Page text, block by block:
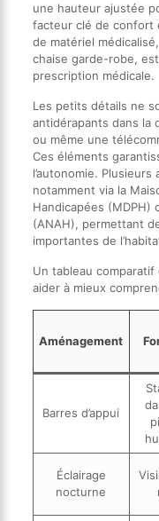
une hauteur ajustée
facteur clé de confort
de matériel
chaise garde-robe,
prescription médicale.
Les petits détails ne
antidérapants dans la
ou même une
Ces éléments
l’autonomie.
notamment via la
Handicapées (MDPH)
(ANAH), permettant
importantes de
Un tableau
aider à mieux
Aménagement
Barres d’appui
Éclairage
nocturne